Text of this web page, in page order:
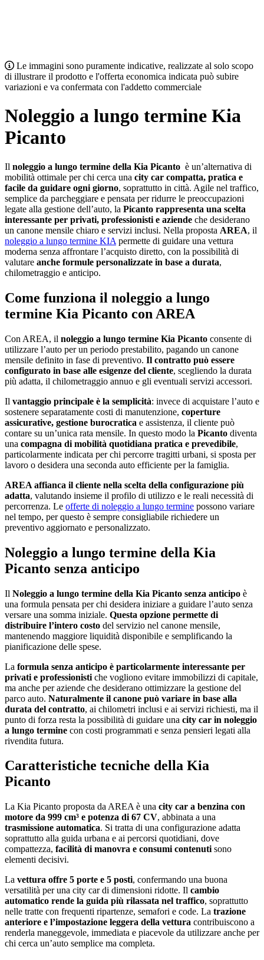
Le immagini sono puramente indicative, realizzate al solo scopo
di illustrare il prodotto e l'offerta economica indicata può subire
variazioni e va confermata con l'addetto commerciale
Noleggio a lungo termine Kia
Picanto
Il noleggio a lungo termine della Kia Picanto è un’alternativa di
mobilità ottimale per chi cerca una city car compatta, pratica e
facile da guidare ogni giorno, soprattutto in città. Agile nel traffico,
semplice da parcheggiare e pensata per ridurre le preoccupazioni
legate alla gestione dell’auto, la Picanto rappresenta una scelta
interessante per privati, professionisti e aziende che desiderano
un canone mensile chiaro e servizi inclusi. Nella proposta AREA, il
noleggio a lungo termine KIA permette di guidare una vettura
moderna senza affrontare l’acquisto diretto, con la possibilità di
valutare anche formule personalizzate in base a durata,
chilometraggio e anticipo.
Come funziona il noleggio a lungo
termine Kia Picanto con AREA
Con AREA, il noleggio a lungo termine Kia Picanto consente di
utilizzare l’auto per un periodo prestabilito, pagando un canone
mensile definito in fase di preventivo. Il contratto può essere
configurato in base alle esigenze del cliente, scegliendo la durata
più adatta, il chilometraggio annuo e gli eventuali servizi accessori.
Il vantaggio principale è la semplicità: invece di acquistare l’auto e
sostenere separatamente costi di manutenzione, coperture
assicurative, gestione burocratica e assistenza, il cliente può
contare su un’unica rata mensile. In questo modo la Picanto diventa
una compagna di mobilità quotidiana pratica e prevedibile,
particolarmente indicata per chi percorre tragitti urbani, si sposta per
lavoro o desidera una seconda auto efficiente per la famiglia.
AREA affianca il cliente nella scelta della configurazione più
adatta, valutando insieme il profilo di utilizzo e le reali necessità di
percorrenza. Le offerte di noleggio a lungo termine possono variare
nel tempo, per questo è sempre consigliabile richiedere un
preventivo aggiornato e personalizzato.
Noleggio a lungo termine della Kia
Picanto senza anticipo
Il Noleggio a lungo termine della Kia Picanto senza anticipo è
una formula pensata per chi desidera iniziare a guidare l’auto senza
versare una somma iniziale. Questa opzione permette di
distribuire l’intero costo del servizio nel canone mensile,
mantenendo maggiore liquidità disponibile e semplificando la
pianificazione delle spese.
La formula senza anticipo è particolarmente interessante per
privati e professionisti che vogliono evitare immobilizzi di capitale,
ma anche per aziende che desiderano ottimizzare la gestione del
parco auto. Naturalmente il canone può variare in base alla
durata del contratto, ai chilometri inclusi e ai servizi richiesti, ma il
punto di forza resta la possibilità di guidare una city car in noleggio
a lungo termine con costi programmati e senza pensieri legati alla
rivendita futura.
Caratteristiche tecniche della Kia
Picanto
La Kia Picanto proposta da AREA è una city car a benzina con
motore da 999 cm³ e potenza di 67 CV, abbinata a una
trasmissione automatica. Si tratta di una configurazione adatta
soprattutto alla guida urbana e ai percorsi quotidiani, dove
compattezza, facilità di manovra e consumi contenuti sono
elementi decisivi.
La vettura offre 5 porte e 5 posti, confermando una buona
versatilità per una city car di dimensioni ridotte. Il cambio
automatico rende la guida più rilassata nel traffico, soprattutto
nelle tratte con frequenti ripartenze, semafori e code. La trazione
anteriore e l’impostazione leggera della vettura contribuiscono a
renderla maneggevole, immediata e piacevole da utilizzare anche per
chi cerca un’auto semplice ma completa.